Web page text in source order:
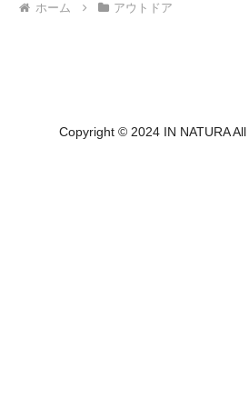
ホーム アウトドア
Copyright © 2024 IN NATURA